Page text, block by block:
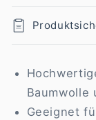
Baumwolle
Geeignet